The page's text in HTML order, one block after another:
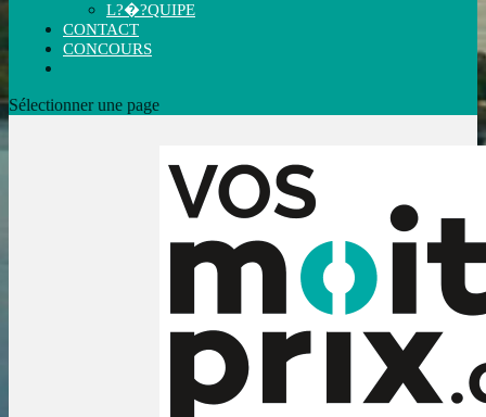
L?�?QUIPE
CONTACT
CONCOURS
Sélectionner une page